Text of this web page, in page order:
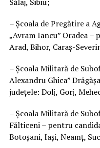
– Școala de Pregătire a
„Avram Iancu” Oradea
Arad, Bihor, Caraș-
– Școala Militară de
Alexandru Ghica”
județele: Dolj, Gorj,
– Școala Militară de
Fălticeni – pentru
Botoșani, Iași, Neamț,